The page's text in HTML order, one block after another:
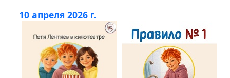
10 апреля 2026 г.